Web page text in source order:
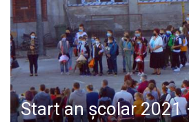
SPECIAL
POLITIC
LIFE
Start an școlar 2021